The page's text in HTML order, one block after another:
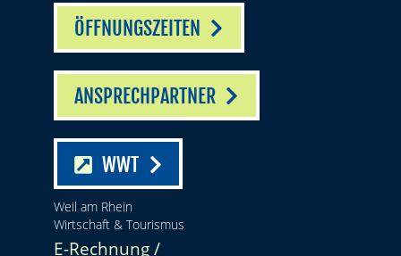
ÖFFNUNGSZEITEN
ANSPRECHPARTNER
WWT
Weil am Rhein
Wirtschaft & Tourismus
E-Rechnung /